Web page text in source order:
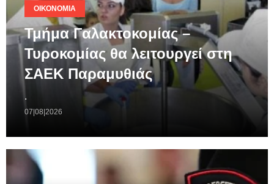
ΟΙΚΟΝΟΜΊΑ
Τμήμα Γαλακτοκομίας –
Τυροκομίας θα λειτουργεί στη
ΣΑΕΚ Παραμυθιάς
.
07|08|2026